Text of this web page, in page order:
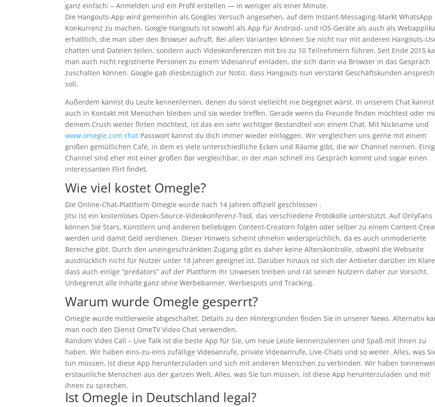
ganz einfach: – Anmelden und ein Profil erstellen — in weniger als einer Minute.
Die Hangouts-App wird gemeinhin als Googles Versuch angesehen, auf dem Instant-Messaging-Markt WhatsApp
Konkurrenz zu machen. Google Hangouts ist sowohl als App für Android- und iOS-Geräte als auch als
erhältlich, die man über den Browser aufruft. Bei allen Varianten können Sie nicht nur mit anderen Hangouts-
chatten und Dateien teilen, sondern auch Videokonferenzen mit bis zu 10 Teilnehmern führen. Seit Ende 2015
man auch nicht registrierte Personen zu einem Videoanruf einladen, die sich dann via Browser in das Gespräch
zuschalten können. Google gab diesbezüglich zur Notiz, dass Hangouts nun verstärkt Geschäftskunden
soll.
Außerdem kannst du Leute kennenlernen, denen du sonst vielleicht nie begegnet wärst. In unserem Chat
auch in Kontakt mit Menschen bleiben und sie wieder treffen. Gerade wenn du Freunde finden möchtest oder
deinem Crush weiter flirten möchtest, ist das ein sehr wichtiger Bestandteil von einem Chat. Mit Nickname und
www.omegle.com chat Passwort kannst du dich immer wieder einloggen. Wir vergleichen uns gerne mit einem
großen gemütlichen Café, in dem es viele unterschiedliche Ecken und Räume gibt, die wir Channel nennen.
Channel sind eher mit einer großen Bar vergleichbar, in der man schnell ins Gespräch kommt und sogar einen
interessanten Flirt findet.
Wie viel kostet Omegle?
Die Online-Chat-Plattform Omegle wurde nach 14 Jahren offiziell geschlossen .
Jitsi ist ein kostenloses Open-Source-Videokonferenz-Tool, das verschiedene Protokolle unterstützt. Auf OnlyFans
können Sie Stars, Künstlern und anderen beliebigen Content-Creatorn folgen oder selber zu einem Content-
werden und damit Geld verdienen. Dieser Hinweis scheint ohnehin widersprüchlich, da es auch unmoderierte
Bereiche gibt. Durch den uneingeschränkten Zugang gibt es daher keine Alterskontrolle, obwohl die Webseite
ausdrücklich nicht für Nutzer unter 18 Jahren geeignet ist. Darüber hinaus ist sich der Anbieter darüber im
dass auch einige “predators” auf der Plattform ihr Unwesen treiben und rät seinen Nutzern daher zur Vorsicht.
Unbegrenzt alle Inhalte ganz ohne Werbebanner, Werbespots und Tracking.
Warum wurde Omegle gesperrt?
Omegle wurde mittlerweile abgeschaltet. Details zu den Hintergründen finden Sie in unserer News. Alternativ
man noch den Dienst OmeTV Video Chat verwenden.
Random Video Call – Live Talk ist die beste App für Sie, um neue Leute kennenzulernen und Spaß mit ihnen zu
haben. Wir haben eins-zu-eins zufällige Videoanrufe, private Videoanrufe, Live-Chats und so weiter. Alles, was
tun müssen, ist diese App herunterzuladen und sich mit anderen Menschen zu verbinden. Wir haben
erstaunliche Menschen aus der ganzen Welt. Alles, was Sie tun müssen, ist diese App herunterzuladen und mit
ihnen zu sprechen.
Ist Omegle in Deutschland legal?